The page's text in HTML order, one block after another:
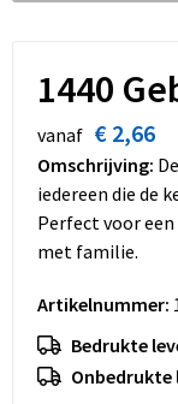
Schorten en
Gilets
Gereedschap
Snoepgoed
Spellen voor
Sport
Veiligheid, Auto
Vrije tijd en
Promotietassen
Reistassen
Schoudertassen
Toilettassen
Koffers en Trolleys
1440
vanaf € 2,66
Omschrijving:
iedereen die de
Perfect voor
met familie.
Artikelnummer:
Bedrukte
Onbedrukte